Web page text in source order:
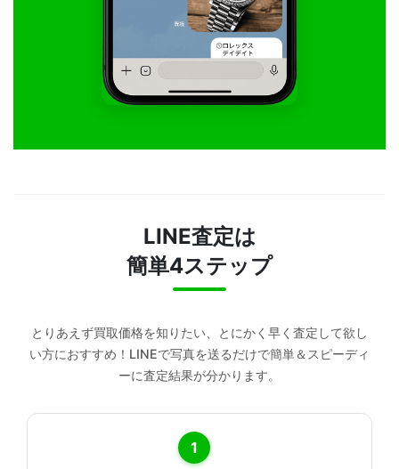
LINE査定は
簡単4ステップ
とりあえず買取価格を知りたい、とにかく早く査定して欲し
い方におすすめ！ LINEで写真を送るだけで簡単＆スピーディ
ーに査定結果が分かります。
1